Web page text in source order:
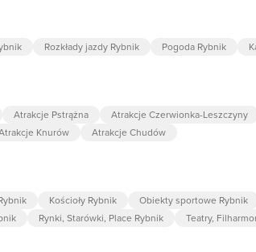
Rozkłady jazdy Rybnik Pogoda Rybnik
Atrakcje Pstrążna Atrakcje Czerwionka-Leszczyny
Knurów Atrakcje Chudów
Kościoły Rybnik Obiekty sportowe Rybnik
Rynki, Starówki, Place Rybnik Teatry,